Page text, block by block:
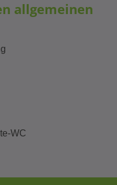
allgemeinen
WC